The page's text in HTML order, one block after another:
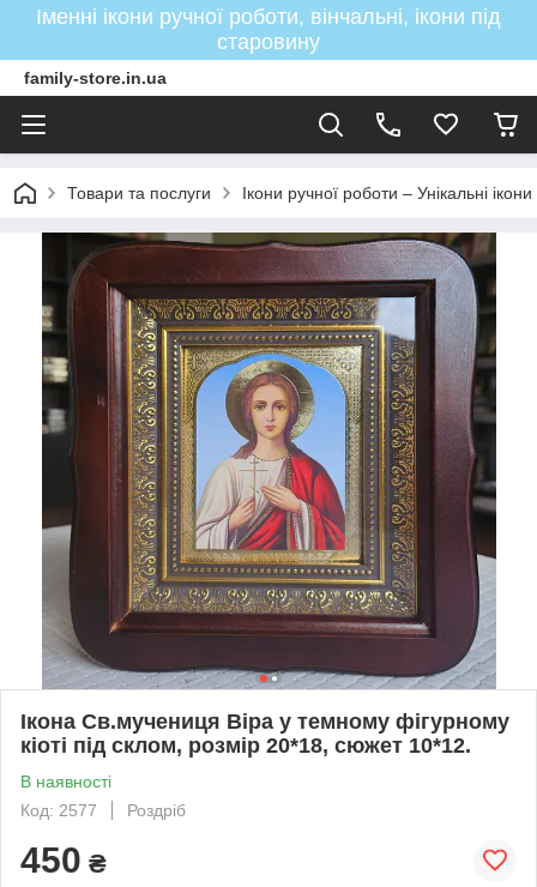
Іменні ікони ручної роботи, вінчальні, ікони під
старовину
family-store.in.ua
Товари та послуги Ікони ручної роботи – Унікальні
Ікона Св.мучениця Віра у темному фігурному
кіоті під склом, розмір 20*18, сюжет 10*12.
В наявності
Код: 2577
Роздріб
450 ₴